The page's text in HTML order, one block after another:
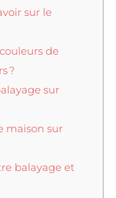
sur le
de
?
sur
maison sur
balayage et